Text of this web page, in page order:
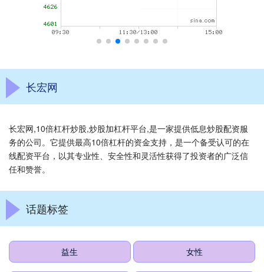
长宏网
长宏网,10倍杠杆炒股,炒股加杠杆平台,是一家提供低息炒股配资服
务的公司。它提供最高10倍杠杆的资金支持，是一个备受认可的在
线配资平台，以其专业性、安全性和灵活性获得了投资者的广泛信
任和赞誉。
话题标签
益生 女性